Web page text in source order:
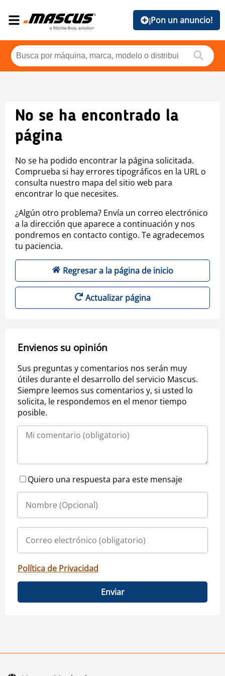
¡Pon un anuncio!
No se ha encontrado la
página
No se ha podido encontrar la página solicitada.
Comprueba si hay errores tipográficos en la URL o
consulta nuestro mapa del sitio web para
encontrar lo que necesites.
¿Algún otro problema? Envía un correo electrónico
a la dirección que aparece a continuación y nos
pondremos en contacto contigo. Te agradecemos
tu paciencia.
Regresar a la página de inicio
Actualizar página
Envienos su opinión
Sus preguntas y comentarios nos serán muy
útiles durante el desarrollo del servicio Mascus.
Siempre leemos sus comentarios y, si usted lo
solicita, le respondemos en el menor tiempo
posible.
Quiero una respuesta para este mensaje
Política de Privacidad
Enviar